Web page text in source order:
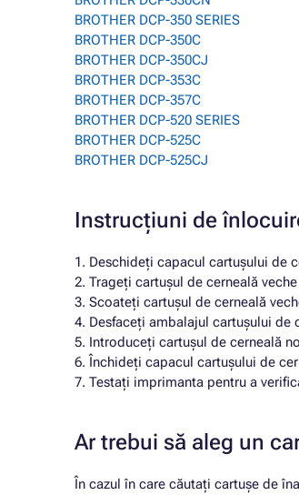
BROTHER DCP-350 SERIES
BROTHER DCP-350C
BROTHER DCP-350CJ
BROTHER DCP-353C
BROTHER DCP-357C
BROTHER DCP-520 SERIES
BROTHER DCP-525C
BROTHER DCP-525CJ
Instrucțiuni de
1. Deschideți capacul cartușului de
2. Trageți cartușul de cerneală
3. Scoateți cartușul de cerneală
4. Desfaceți ambalajul cartușului
5. Introduceți cartușul de cerneală
6. Închideți capacul cartușului de
7. Testați imprimanta pentru a
Ar trebui să aleg un
În cazul în care căutați cartușe de